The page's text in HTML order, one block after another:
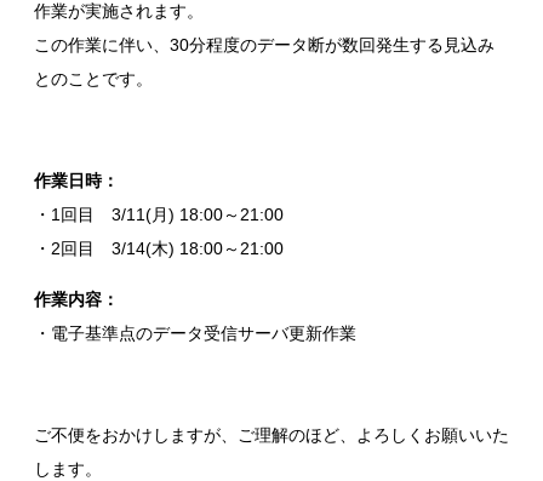
作業が実施されます。
この作業に伴い、30分程度のデータ断が数回発生する見込み
とのことです。
作業日時：
・1回目 3/11(月) 18:00～21:00
・2回目 3/14(木) 18:00～21:00
作業内容：
・電子基準点のデータ受信サーバ更新作業
ご不便をおかけしますが、ご理解のほど、よろしくお願いいた
します。